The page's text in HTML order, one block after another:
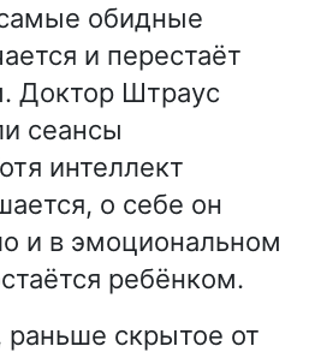
обидные
и перестаёт
Доктор Штраус
сеансы
интеллект
о себе он
и в эмоциональном
ребёнком.
скрытое от